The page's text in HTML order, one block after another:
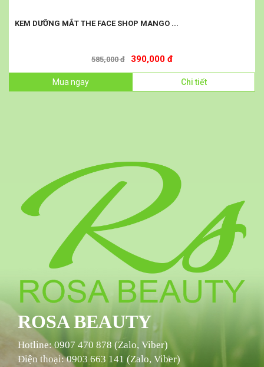
KEM DƯỠNG MẮT THE FACE SHOP MANGO ...
585,000 đ 390,000 đ
Mua ngay Chi tiết
ROSA BEAUTY
Hotline:0907 470 878 (Zalo, Viber)
Điện thoại: 0903 663 141 (Zalo, Viber)